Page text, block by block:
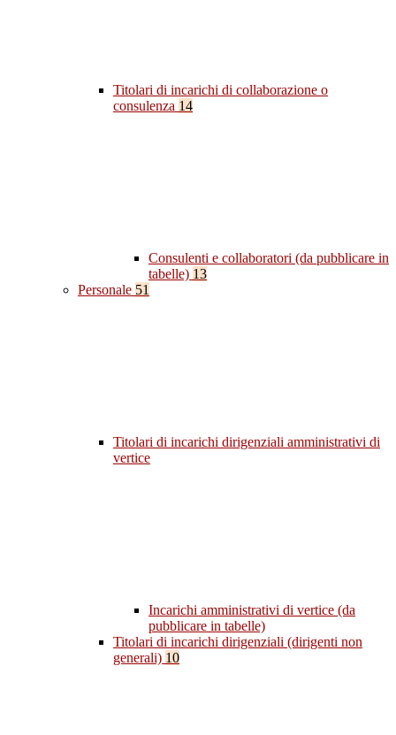
Titolari di incarichi di collaborazione o
consulenza 14
Consulenti e collaboratori (da pubblicare in
tabelle) 13
Personale 51
Titolari di incarichi dirigenziali amministrativi di
vertice
Incarichi amministrativi di vertice (da
pubblicare in tabelle)
Titolari di incarichi dirigenziali (dirigenti non
generali) 10